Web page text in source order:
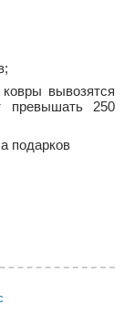
вывозятся
превышать 250